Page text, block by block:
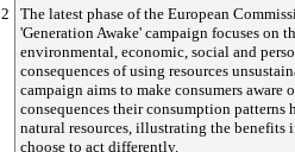
2
The latest phase of the European
'Generation Awake' campaign focuses on
environmental, economic, social and
consequences of using resources
campaign aims to make consumers aware
consequences their consumption patterns
natural resources, illustrating the benefits
choose to act differently.